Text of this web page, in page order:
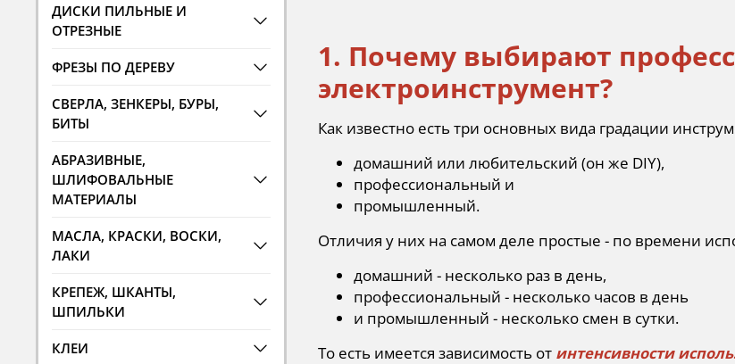
1. Почему выбирают
электроинструмент?
Как известно есть три основных вида градации
домашний или любительский (он же DIY),
профессиональный и
промышленный.
Отличия у них на самом деле простые - по времени
домашний - несколько раз в день,
профессиональный - несколько часов в день
и промышленный - несколько смен в сутки.
То есть имеется зависимость от интенсивности
ДИСКИ ПИЛЬНЫЕ И
ОТРЕЗНЫЕ
ФРЕЗЫ ПО ДЕРЕВУ
СВЕРЛА, ЗЕНКЕРЫ, БУРЫ,
БИТЫ
АБРАЗИВНЫЕ,
ШЛИФОВАЛЬНЫЕ
МАТЕРИАЛЫ
МАСЛА, КРАСКИ, ВОСКИ,
ЛАКИ
КРЕПЕЖ, ШКАНТЫ,
ШПИЛЬКИ
КЛЕИ